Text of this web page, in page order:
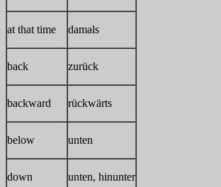
at that time damals
back zurück
backward rückwärts
below unten
down unten, hinunter